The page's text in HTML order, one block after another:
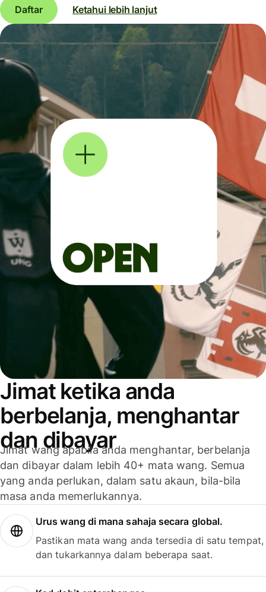
Daftar Ketahui lebih lanjut
Jimat ketika anda
berbelanja, menghantar
dan dibayar
Jimat wang apabila anda menghantar, berbelanja
dan dibayar dalam lebih 40+ mata wang. Semua
yang anda perlukan, dalam satu akaun, bila-bila
masa anda memerlukannya.
Urus wang di mana sahaja secara global.
Pastikan mata wang anda tersedia di satu tempat,
dan tukarkannya dalam beberapa saat.